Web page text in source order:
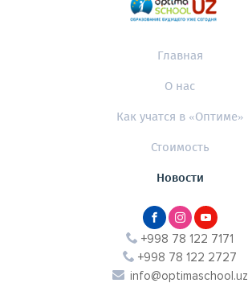
Главная
О нас
Как учатся в «Оптиме»
Стоимость
Новости
+998 78 122 7171
+998 78 122 2727
info@optimaschool.uz